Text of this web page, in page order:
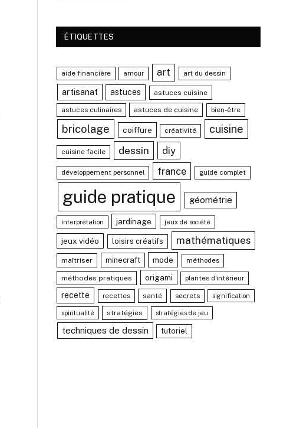
ÉTIQUETTES
aide financière amour art art du dessin
artisanat astuces astuces cuisine
astuces culinaires astuces de cuisine bien-être
bricolage coiffure créativité cuisine
cuisine facile dessin diy
développement personnel france guide complet
guide pratique géométrie
interprétation jardinage jeux de société
jeux vidéo loisirs créatifs mathématiques
maîtriser minecraft mode méthodes
méthodes pratiques origami plantes d'intérieur
recette recettes santé secrets signification
spiritualité stratégies stratégies de jeu
techniques de dessin tutoriel